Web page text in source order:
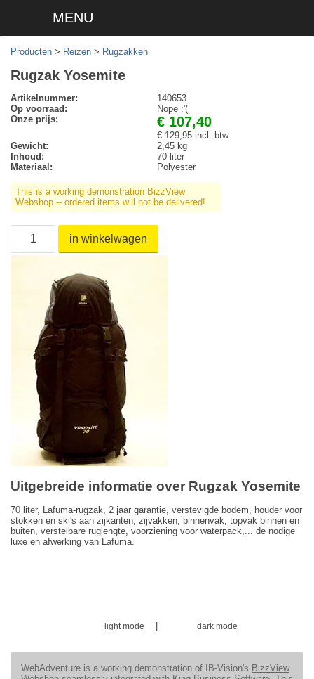
MENU
Producten > Reizen > Rugzakken
Rugzak Yosemite
Artikelnummer:
140653
Op voorraad:
Nope :'(
Onze prijs:
€ 107,40
€ 129,95 incl. btw
Gewicht:
2,45 kg
Inhoud:
70 liter
Materiaal:
Polyester
This is a working demonstration BizzView
Webshop -- ordered items will not be delivered!
in winkelwagen
Uitgebreide informatie over Rugzak Yosemite
70 liter, Lafuma-rugzak, 2 jaar garantie, verstevigde bodem, houder voor
stokken en ski's aan zijkanten, zijvakken, binnenvak, topvak binnen en
buiten, verstelbare ruglengte, voorziening voor waterpack,... de nodige
luxe en afwerking van Lafuma.
light mode | dark mode
WebAdventure is a working demonstration of IB-Vision's BizzView